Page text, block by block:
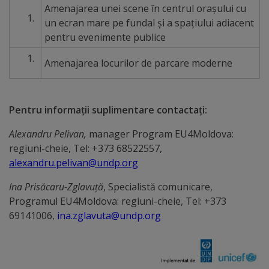
Comisii
de
specialitate
Consiliului
Calitate
și
integritate
Servicii
Amenajarea unei scene în centrul orașului cu
un ecran mare pe fundal și a spațiului adiacent
pentru evenimente publice
Amenajarea locurilor de parcare moderne
Pentru informaţii suplimentare contactaţi:
Alexandru Pelivan, manager Program EU4Moldova:
regiuni-cheie, Tel: +373 68522557,
alexandru.pelivan@undp.org
Ina Prisăcaru-Zglavuță, Specialistă comunicare,
Programul EU4Moldova: regiuni-cheie, Tel: +373
69141006, ina.zglavuta@undp.org